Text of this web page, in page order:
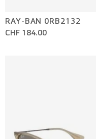
RAY-BAN 0RB2132
CHF 184.00